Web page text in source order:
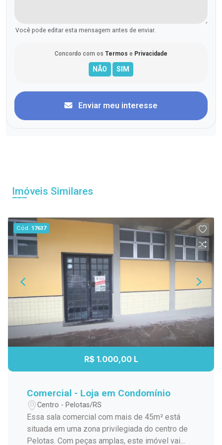
Você pode editar esta mensagem antes de enviar.
Concordo com os Termos e Privacidade
Enviar meu interesse
Imóveis Similares
Cód. 17637
R$ 1.000,00 L
Comercial - Loja em Condomínio
Centro - Pelotas/RS
Essa sala comercial com mais de 45m² está
situada em uma zona privilegiada do centro de
Pelotas. Com peças amplas, este imóvel vai